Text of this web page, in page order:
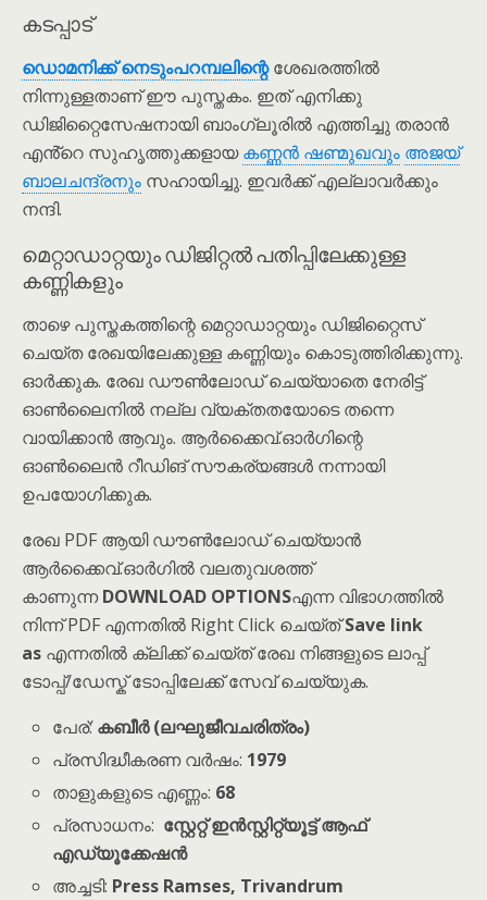
കടപ്പാട്
ഡൊമനിക്ക് നെടും‌പറമ്പലിന്റെശേഖരത്തിൽ
നിന്നുള്ളതാണ് ഈ പുസ്തകം. ഇത് എനിക്കു
ഡിജിറ്റൈസേഷനായി ബാംഗ്ലൂരിൽ എത്തിച്ചു തരാൻ
എൻ്റെ സുഹൃത്തുക്കളായകണ്ണൻ ഷണ്മുഖവും അജയ്
ബാലചന്ദ്രനും സഹായിച്ചു. ഇവർക്ക് എല്ലാവർക്കും
നന്ദി.
മെറ്റാഡാറ്റയും ഡിജിറ്റൽ പതിപ്പിലേക്കുള്ള
കണ്ണികളും
താഴെ പുസ്തകത്തിന്റെ മെറ്റാഡാറ്റയും ഡിജിറ്റൈസ്
ചെയ്ത രേഖയിലേക്കുള്ള കണ്ണിയും കൊടുത്തിരിക്കുന്നു.
ഓർക്കുക. രേഖ ഡൗൺലോഡ് ചെയ്യാതെ നേരിട്ട്
ഓൺലൈനിൽ നല്ല വ്യക്തതയോടെ തന്നെ
വായിക്കാൻ ആവും. ആർക്കൈവ്.ഓർഗിന്റെ
ഓൺലൈൻ റീഡിങ് സൗകര്യങ്ങൾ നന്നായി
ഉപയോഗിക്കുക.
രേഖ PDF ആയി ഡൗൺലോഡ് ചെയ്യാൻ
ആർക്കൈവ്.ഓർഗിൽ വലതുവശത്ത്
കാണുന്നDOWNLOAD OPTIONSഎന്ന വിഭാഗത്തിൽ
നിന്ന് PDF എന്നതിൽ Right Click ചെയ്ത്Save link
as എന്നതിൽ ക്ലിക്ക് ചെയ്ത് രേഖ നിങ്ങളുടെ ലാപ്പ്
ടോപ്പ്/ഡേസ്ക് ടോപ്പിലേക്ക് സേവ് ചെയ്യുക.
പേര്:കബീർ (ലഘുജീവചരിത്രം)
പ്രസിദ്ധീകരണ വർഷം: 1979
താളുകളുടെ എണ്ണം: 68
പ്രസാധനം: സ്റ്റേറ്റ് ഇൻസ്റ്റിറ്റ്യൂട്ട് ആഫ്
എഡ്യൂക്കേഷൻ
അച്ചടി: Press Ramses, Trivandrum